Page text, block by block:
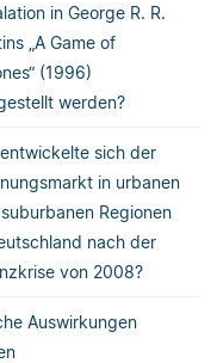
in George R. R.
„A Game of
(1996)
werden?
sich der
in urbanen
Regionen
nach der
von 2008?
Auswirkungen